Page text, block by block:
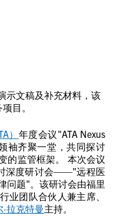
示文稿及补充材料，该
目。
） 年度会议"ATA Nexus
袖齐聚一堂，共同探讨
的监管框架。 本次会议
深度研讨会——"远程医
问题"。该研讨会由福里
业团队合伙人兼主席、
拉克特曼主持。